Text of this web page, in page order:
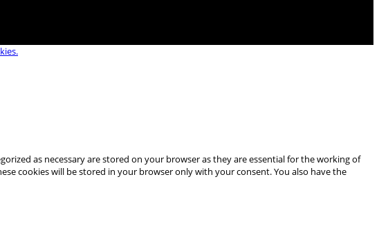
as necessary are stored on your browser as they are essential for the working of
cookies will be stored in your browser only with your consent. You also have the